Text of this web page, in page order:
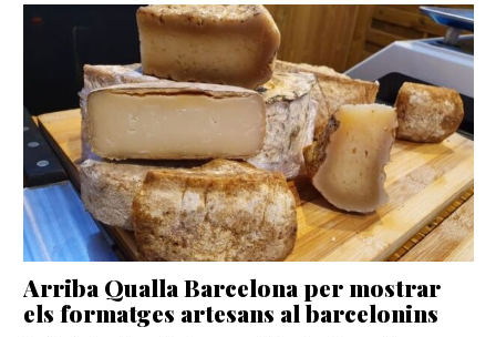
Arriba Qualla Barcelona per mostrar
els formatges artesans al barcelonins